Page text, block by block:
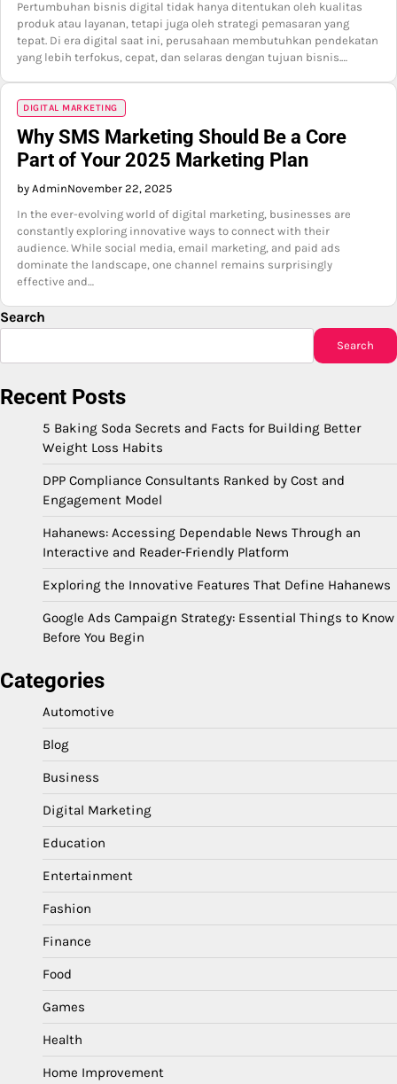
Pertumbuhan bisnis digital tidak hanya ditentukan oleh kualitas
produk atau layanan, tetapi juga oleh strategi pemasaran yang
tepat. Di era digital saat ini, perusahaan membutuhkan pendekatan
yang lebih terfokus, cepat, dan selaras dengan tujuan bisnis.…
DIGITAL MARKETING
Why SMS Marketing Should Be a Core
Part of Your 2025 Marketing Plan
by AdminNovember 22, 2025
In the ever-evolving world of digital marketing, businesses are
constantly exploring innovative ways to connect with their
audience. While social media, email marketing, and paid ads
dominate the landscape, one channel remains surprisingly
effective and…
Search
Search
Recent Posts
5 Baking Soda Secrets and Facts for Building Better
Weight Loss Habits
DPP Compliance Consultants Ranked by Cost and
Engagement Model
Hahanews: Accessing Dependable News Through an
Interactive and Reader-Friendly Platform
Exploring the Innovative Features That Define Hahanews
Google Ads Campaign Strategy: Essential Things to Know
Before You Begin
Categories
Automotive
Blog
Business
Digital Marketing
Education
Entertainment
Fashion
Finance
Food
Games
Health
Home Improvement